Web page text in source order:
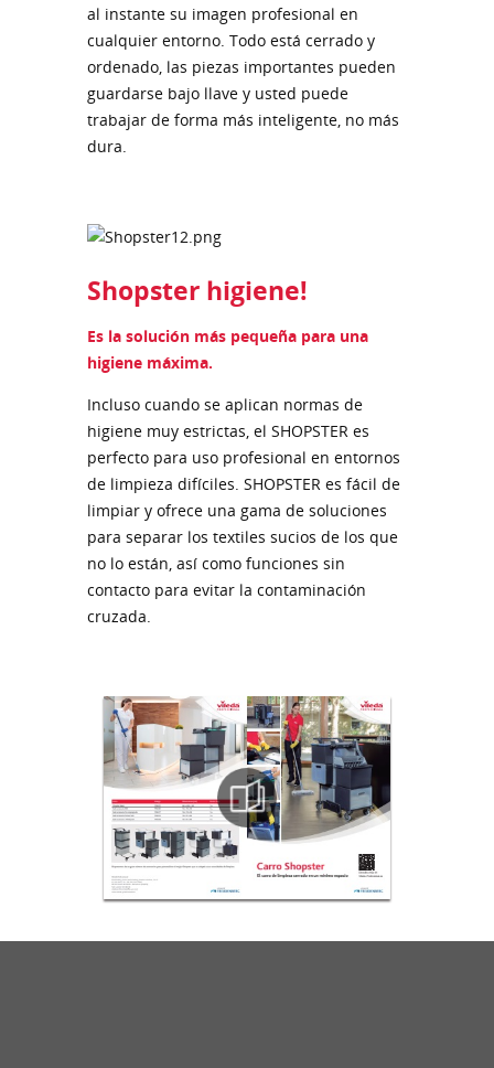
al instante su imagen profesional en
cualquier entorno. Todo está cerrado y
ordenado, las piezas importantes pueden
guardarse bajo llave y usted puede
trabajar de forma más inteligente, no más
dura.
Shopster higiene!
Es la solución más pequeña para una
higiene máxima.
Incluso cuando se aplican normas de
higiene muy estrictas, el SHOPSTER es
perfecto para uso profesional en entornos
de limpieza difíciles. SHOPSTER es fácil de
limpiar y ofrece una gama de soluciones
para separar los textiles sucios de los que
no lo están, así como funciones sin
contacto para evitar la contaminación
cruzada.